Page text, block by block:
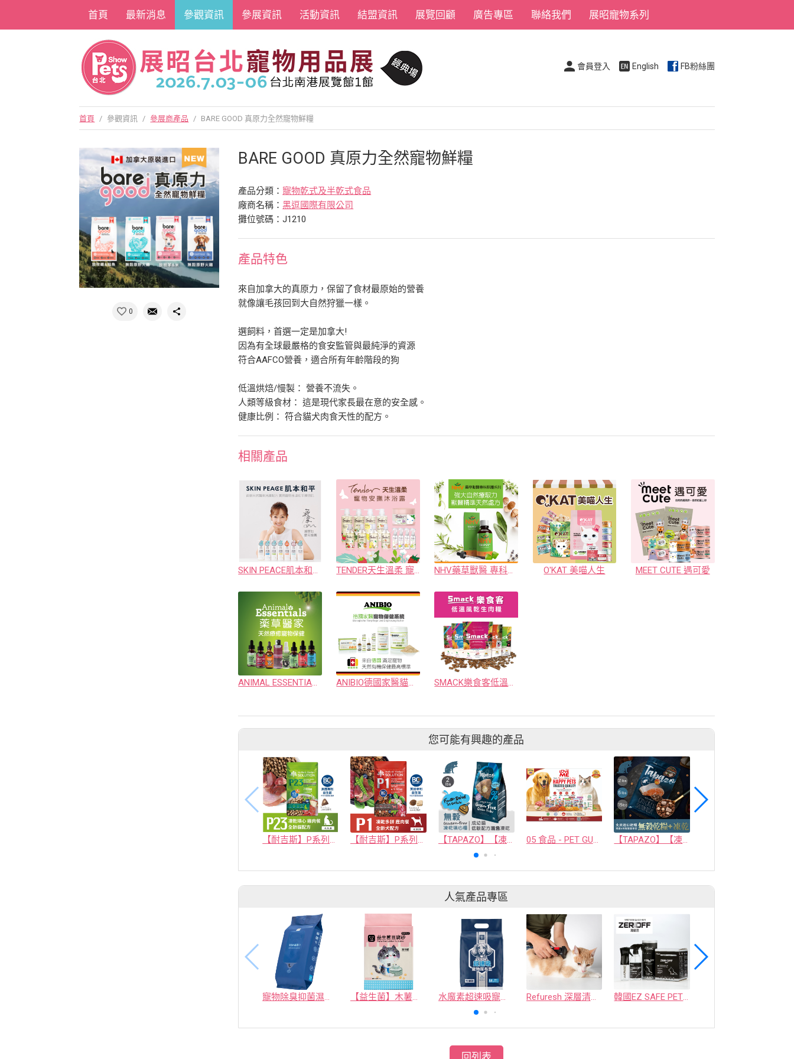
首頁 最新消息 參觀資訊 參展資訊 活動資訊 結盟資訊 展覽回顧 廣告專區 聯絡我們 展昭寵物系列
會員登入 English FB粉絲團
首頁 / 參觀資訊 / 參展商產品 / BARE GOOD 真原力全然寵物鮮糧
0
BARE GOOD 真原力全然寵物鮮糧
產品分類：寵物乾式及半乾式食品
廠商名稱：黑逗國際有限公司
攤位號碼：J1210
產品特色
來自加拿大的真原力，保留了食材最原始的營養
就像讓毛孩回到大自然狩獵一樣。
選飼料，首選一定是加拿大!
因為有全球最嚴格的食安監管與最純淨的資源
符合AAFCO營養，適合所有年齡階段的狗
低溫烘焙/慢製： 營養不流失。
人類等級食材： 這是現代家長最在意的安全感。
健康比例： 符合貓犬肉食天性的配方。
相關產品
SKIN PEACE肌本和平敏弱醫美沐浴 TENDER天生溫柔 寵物安撫沐浴 NHV藥草獸醫 專科照護保健 O'KAT 美喵人生 MEET CUTE 遇可愛
ANIMAL ESSENTIALS 藥草醫家 ANIBIO德國家醫貓狗保健系列 SMACK樂食客低溫風乾生肉糧
您可能有興趣的產品
【耐吉斯】P系列-P23凍乾填心無穀雞肉餐(全齡貓) 【耐吉斯】P系列-P1 凍乾多拼無穀鹿肉餐(全齡犬) 4.5磅 【TAPAZO】【凍乾填心糧】成幼貓無穀海魚配方(單一肉源) 05 食品 - PET GUSTO CO.,LTD. 【TAPAZO】【凍乾雙饗宴】成幼貓低敏鮭魚配方 5磅
人氣產品專區
寵物除臭抑菌濕紙巾／30抽／無味【4包100】 【益生菌】木薯豆腐砂/豆腐砂 (1包最低$119起)抽貓砂機 水魔素超速吸寵物尿布墊買1送1 Refuresh 深層清潔寵物廢毛梳 韓國EZ SAFE PET ZEROFF 消臭劑
回列表